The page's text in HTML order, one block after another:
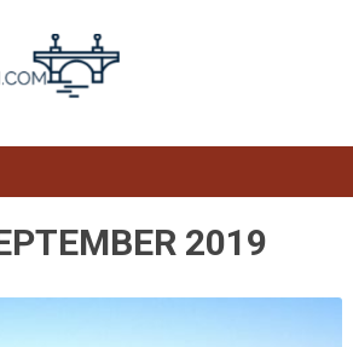
2019